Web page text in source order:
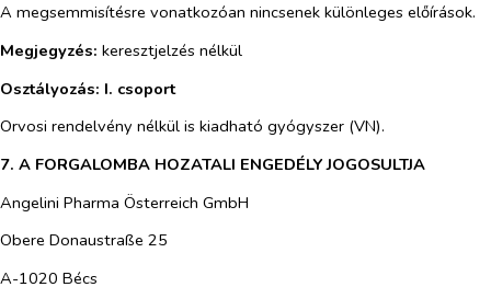
A megsemmisítésre vonatkozóan nincsenek különleges előírások.
Megjegyzés: keresztjelzés nélkül
Osztályozás: I. csoport
Orvosi rendelvény nélkül is kiadható gyógyszer (VN).
7. A FORGALOMBA HOZATALI ENGEDÉLY JOGOSULTJA
Angelini Pharma Österreich GmbH
Obere Donaustraße 25
A-1020 Bécs